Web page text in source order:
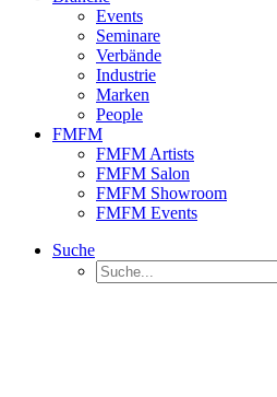
Events
Seminare
Verbände
Industrie
Marken
People
FMFM
FMFM Artists
FMFM Salon
FMFM Showroom
FMFM Events
Suche